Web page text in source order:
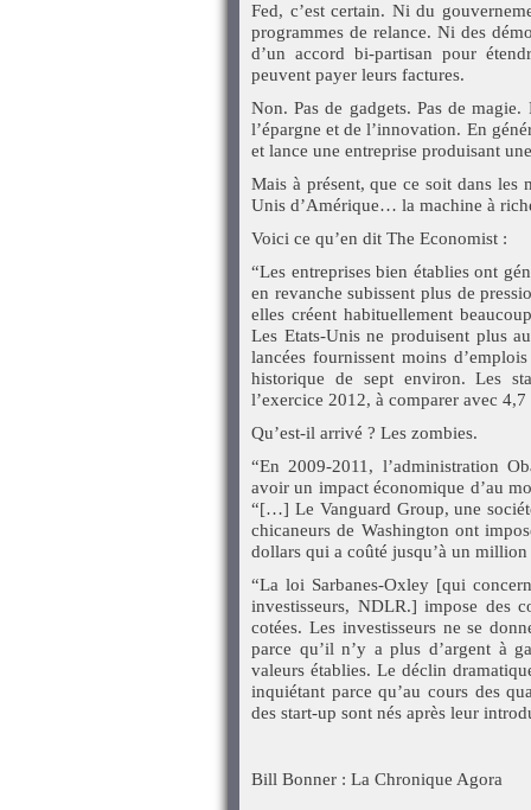
Fed, c’est certain. Ni du
programmes de relance. Ni des
d’un accord bi-partisan pour
peuvent payer leurs factures.
Non. Pas de gadgets. Pas de
l’épargne et de l’innovation. En
et lance une entreprise produisant
Mais à présent, que ce soit dans les
Unis d’Amérique… la machine à
Voici ce qu’en dit The Economist :
“Les entreprises bien établies ont
en revanche subissent plus de
elles créent habituellement
Les Etats-Unis ne produisent plus
lancées fournissent moins
historique de sept environ. Les
l’exercice 2012, à comparer avec
Qu’est-il arrivé ? Les zombies.
“En 2009-2011, l’administration
avoir un impact économique d’au
“[…] Le Vanguard Group, une
chicaneurs de Washington ont
dollars qui a coûté jusqu’à un
“La loi Sarbanes-Oxley [qui
investisseurs, NDLR.] impose des
cotées. Les investisseurs ne se
parce qu’il n’y a plus d’argent à
valeurs établies. Le déclin
inquiétant parce qu’au cours des
des start-up sont nés après leur
Bill Bonner : La Chronique Agora